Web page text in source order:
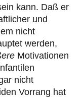
kann. Daß er
und
nicht
werden,
Motivationen
nicht
Vorrang hat